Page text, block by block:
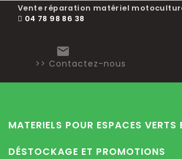
Vente réparation matériel
04 78 98 86 38

>> Contactez-nous
MATERIELS POUR ESPACES VERTS
DÉSTOCKAGE ET PROMOTIONS